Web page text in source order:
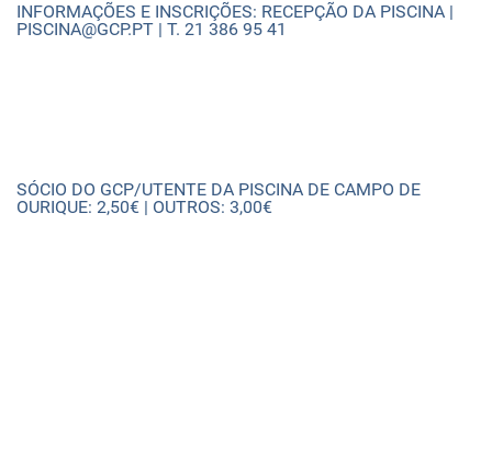
INFORMAÇÕES E INSCRIÇÕES: RECEPÇÃO DA PISCINA |
PISCINA@GCP.PT | T. 21 386 95 41
SÓCIO DO GCP/UTENTE DA PISCINA DE CAMPO DE
OURIQUE: 2,50€ | OUTROS: 3,00€